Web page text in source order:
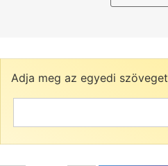
Adja meg az egyedi szöveget